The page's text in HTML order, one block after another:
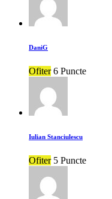
DaniG
Ofiter 6 Puncte
Iulian Stanciulescu
Ofiter 5 Puncte